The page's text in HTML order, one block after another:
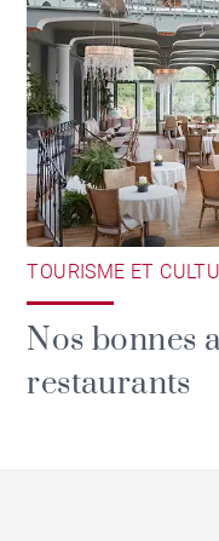
TOURISME ET
Nos bonnes
restaurants